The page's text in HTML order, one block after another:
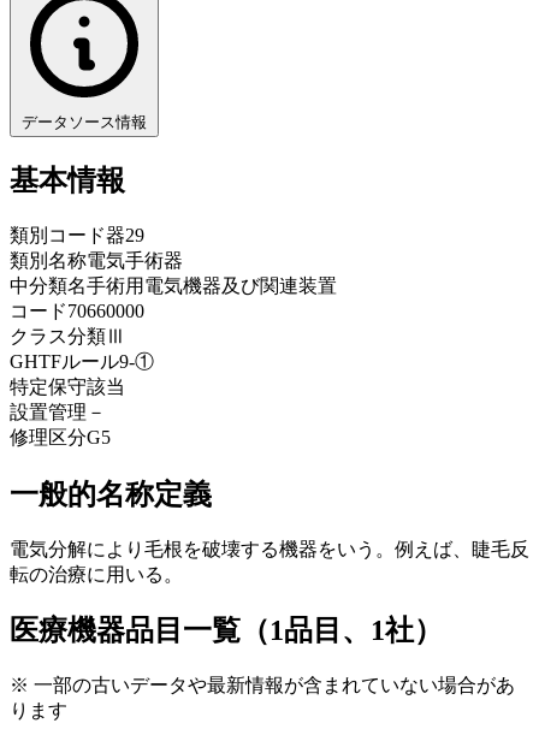
データソース情報
基本情報
類別コード器29
類別名称電気手術器
中分類名手術用電気機器及び関連装置
コード70660000
クラス分類Ⅲ
GHTFルール9-①
特定保守該当
設置管理 －
修理区分G5
一般的名称定義
電気分解により毛根を破壊する機器をいう。例えば、睫毛反
転の治療に用いる。
医療機器品目一覧（1品目、1社）
※ 一部の古いデータや最新情報が含まれていない場合があ
ります